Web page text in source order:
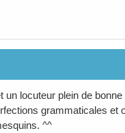
un locuteur plein de
grammaticales et
^^